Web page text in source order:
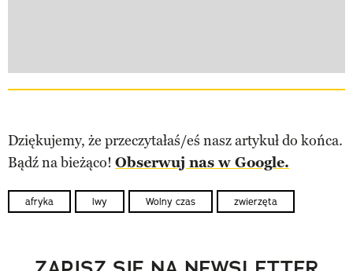
Dziękujemy, że przeczytałaś/eś nasz artykuł do końca.
Bądź na bieżąco! Obserwuj nas w Google.
afryka lwy Wolny czas zwierzęta